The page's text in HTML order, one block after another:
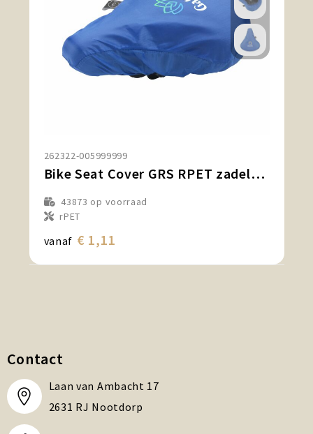
262322-005999999
Bike Seat Cover GRS RPET zadelhoes
43873 op voorraad
rPET
vanaf € 1,11
Contact
Laan van Ambacht 17
2631 RJ Nootdorp